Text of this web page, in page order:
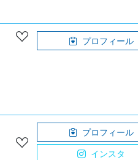
プロフィール
プロフィール
インスタ